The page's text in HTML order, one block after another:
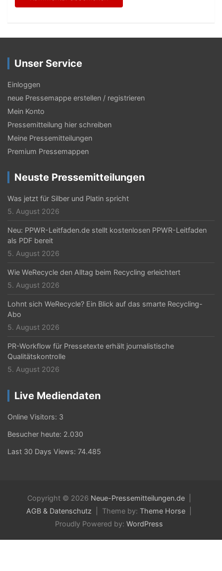
Unser Service
Einloggen
neue Pressemappe erstellen / registrieren
Mein Konto
Pressemitteilung hier schreiben
Meine Pressemitteilungen
Premium Pressemappen
Neuste Pressemitteilungen
Was jetzt für Silber und Platin spricht
5. August 2026
Neu: PPWR-Leitfaden.de stellt kostenlosen PPWR-Leitfaden
als PDF bereit
5. August 2026
Wie WeRecycle den Alltag beim Recycling erleichtert
5. August 2026
Lohnt sich WeRecycle? Ein Blick auf das smarte Recycling-
Abo
5. August 2026
PR-Workflow für Pressetexte erhält journalistische
Qualitätskontrolle
5. August 2026
Live Mediendaten
Online Visitors: 3
Besucher heute: 2.030
Last 30 Days Views: 74.485
Copyright © 2026 Neue-Pressemitteilungen.de
AGB & Datenschutz
Theme by: Theme Horse
Proudly Powered by: WordPress